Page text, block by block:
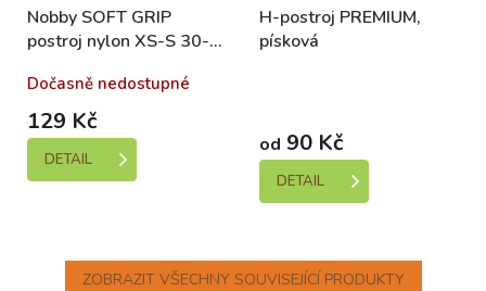
Nobby SOFT GRIP
postroj nylon XS-S 30-
Dočasně nedostupné
129 Kč
DETAIL
H-postroj PREMIUM,
písková
od 90 Kč
DETAIL
ZOBRAZIT VŠECHNY SOUVISEJÍCÍ PRODUKTY